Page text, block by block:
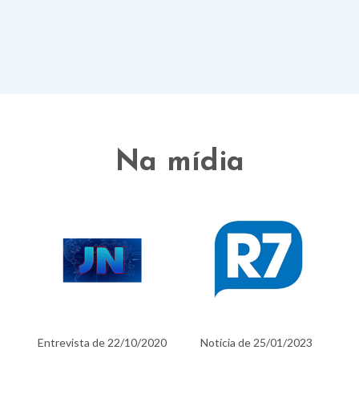
Na mídia
Notícia de 25/01/2023
Lançamento mundial